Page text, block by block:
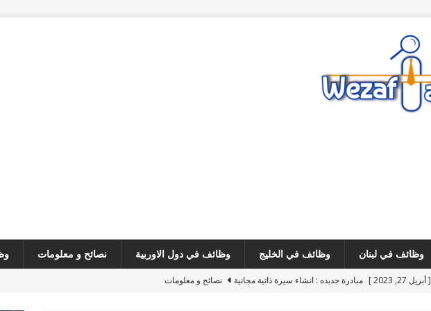
وظائف في لبنان وظائف في الخليج وظائف في دول الاوربية نصائح و معلومات
[ أبريل 27, 2023 ] مبادرة جديده : انشاء سيرة ذاتية مجانية
نصائح و معلومات